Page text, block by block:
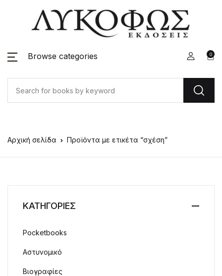
Browse categories 0
Αρχική σελίδα Προϊόντα με ετικέτα “σχέση”
ΚΑΤΗΓΟΡΙΕΣ
Pocketbooks
Αστυνομικό
Βιογραφίες